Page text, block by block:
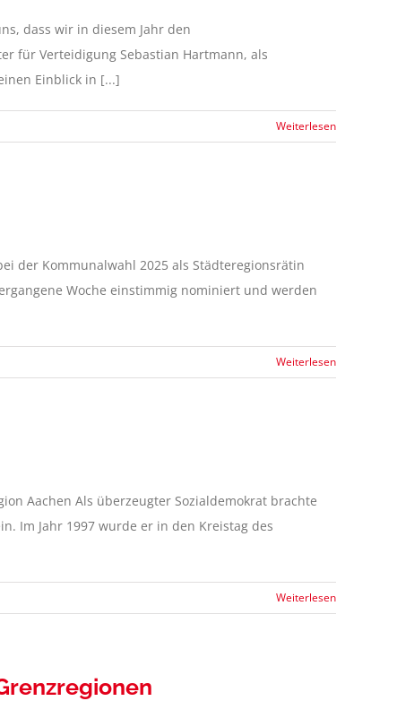
dass wir in diesem Jahr den
für Verteidigung Sebastian Hartmann, als
Einblick in [...]
Weiterlesen
der Kommunalwahl 2025 als Städteregionsrätin
Woche einstimmig nominiert und werden
Weiterlesen
Aachen Als überzeugter Sozialdemokrat brachte
Im Jahr 1997 wurde er in den Kreistag des
Weiterlesen